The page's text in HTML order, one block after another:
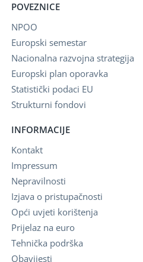
POVEZNICE
NPOO
Europski semestar
Nacionalna razvojna strategija
Europski plan oporavka
Statistički podaci EU
Strukturni fondovi
INFORMACIJE
Kontakt
Impressum
Nepravilnosti
Izjava o pristupačnosti
Opći uvjeti korištenja
Prijelaz na euro
Tehnička podrška
Obavijesti